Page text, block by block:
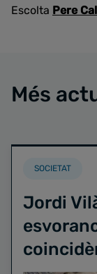
Escolta Pere
Més
SOCIETAT
Jordi